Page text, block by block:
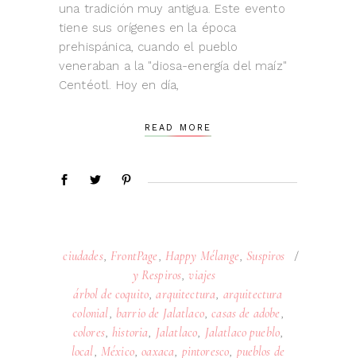
una tradición muy antigua. Este evento
tiene sus orígenes en la época
prehispánica, cuando el pueblo
veneraban a la "diosa-energía del maíz"
Centéotl. Hoy en día,
READ MORE
ciudades, FrontPage, Happy Mélange,Suspiros
y Respiros,viajes
árbol de coquito,arquitectura, arquitectura
colonial, barrio de Jalatlaco,casas de adobe,
colores,historia, Jalatlaco, Jalatlaco pueblo,
local, México,oaxaca, pintoresco, pueblos de